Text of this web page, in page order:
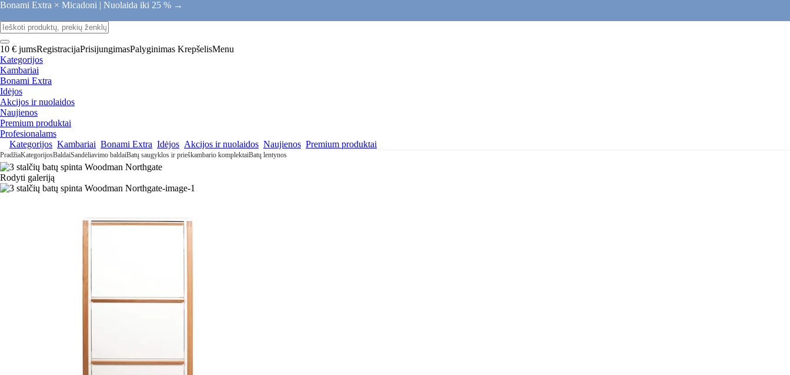
Bonami Extra × Micadoni | Nuolaida iki 25 % →
10 € jumsRegistracijaPrisijungimasPalyginimas KrepšelisMenu
Kategorijos
Kambariai
Bonami Extra
Idėjos
Akcijos ir nuolaidos
Naujienos
Premium produktai
Profesionalams
Kategorijos Kambariai Bonami Extra Idėjos Akcijos ir nuolaidos Naujienos Premium produktai
PradžiaKategorijosBaldaiSandėliavimo baldaiBatų saugyklos ir prieškambario komplektaiBatų lentynos
Rodyti galeriją